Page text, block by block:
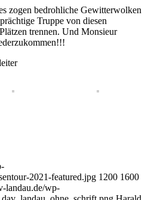
zogen bedrohliche Gewitterwolken
Truppe von diesen
trennen. Und Monsieur
2021-featured.jpg 1200 1600
landau.de/wp-